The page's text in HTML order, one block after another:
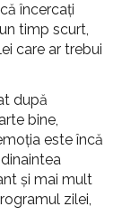
încercați
timp scurt,
care ar trebui
după
bine,
este încă
și mai mult
zilei,